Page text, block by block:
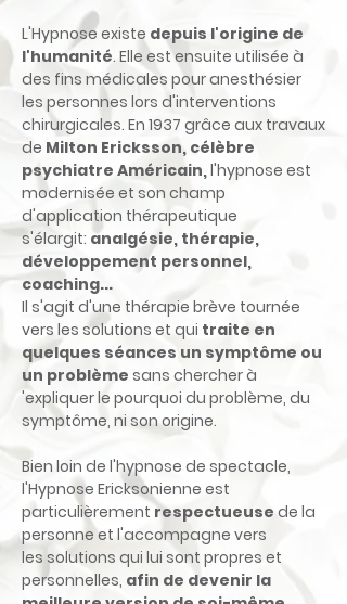
L'Hypnose existe depuis l'origine de
l'humanité. Elle est ensuite utilisée à
des fins médicales pour anesthésier
les personnes lors d'interventions
chirurgicales. En 1937 grâce aux travaux
de Milton Ericksson, célèbre
psychiatre Américain,l'hypnose est
modernisée et son champ
d'application thérapeutique
s'élargit: analgésie, thérapie,
développement personnel,
coaching...
Il s'agit d'une thérapie brève tournée
vers les solutions et qui traite en
quelques séances un symptôme ou
un problème sans chercher à
'expliquer le pourquoi du problème, du
symptôme, ni son origine.
Bien loin de l'hypnose de spectacle,
l'Hypnose Ericksonienne est
particulièrement respectueuse de la
personne et l'accompagne vers
les solutions qui lui sont propres et
personnelles, afin de devenir la